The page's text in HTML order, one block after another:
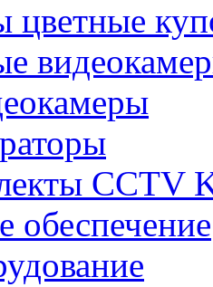
цветные
CCTV
обеспечение